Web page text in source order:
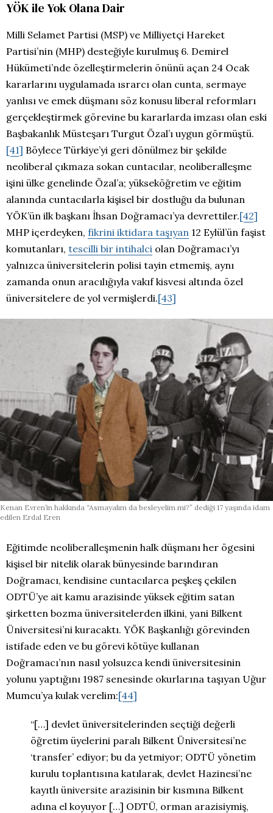
YÖK ile Yok Olana Dair
Milli Selamet Partisi (MSP) ve Milliyetçi Hareket
Partisi’nin (MHP) desteğiyle kurulmuş 6. Demirel
Hükümeti’nde özelleştirmelerin önünü açan 24 Ocak
kararlarını uygulamada ısrarcı olan cunta, sermaye
yanlısı ve emek düşmanı söz konusu liberal reformları
gerçekleştirmek görevine bu kararlarda imzası olan eski
Başbakanlık Müsteşarı Turgut Özal’ı uygun görmüştü.
[41] Böylece Türkiye’yi geri dönülmez bir şekilde
neoliberal çıkmaza sokan cuntacılar, neoliberalleşme
işini ülke genelinde Özal’a; yükseköğretim ve eğitim
alanında cuntacılarla kişisel bir dostluğu da bulunan
YÖK’ün ilk başkanı İhsan Doğramacı’ya devrettiler.[42]
MHP içerdeyken, fikrini iktidara taşıyan 12 Eylül’ün faşist
komutanları, tescilli bir intihalci olan Doğramacı’yı
yalnızca üniversitelerin polisi tayin etmemiş, aynı
zamanda onun aracılığıyla vakıf kisvesi altında özel
üniversitelere de yol vermişlerdi.[43]
Kenan Evren’in hakkında “Asmayalım da besleyelim mi?” dediği 17 yaşında idam
edilen Erdal Eren
Eğitimde neoliberalleşmenin halk düşmanı her ögesini
kişisel bir nitelik olarak bünyesinde barındıran
Doğramacı, kendisine cuntacılarca peşkeş çekilen
ODTÜ’ye ait kamu arazisinde yüksek eğitim satan
şirketten bozma üniversitelerden ilkini, yani Bilkent
Üniversitesi’ni kuracaktı. YÖK Başkanlığı görevinden
istifade eden ve bu görevi kötüye kullanan
Doğramacı’nın nasıl yolsuzca kendi üniversitesinin
yolunu yaptığını 1987 senesinde okurlarına taşıyan Uğur
Mumcu’ya kulak verelim:[44]
“[…] devlet üniversitelerinden seçtiği değerli
öğretim üyelerini paralı Bilkent Üniversitesi’ne
‘transfer’ ediyor; bu da yetmiyor; ODTÜ yönetim
kurulu toplantısına katılarak, devlet Hazinesi’ne
kayıtlı üniversite arazisinin bir kısmına Bilkent
adına el koyuyor […] ODTÜ, orman arazisiymiş,